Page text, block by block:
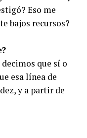
Eso me
bajos recursos?
que sí o
esa línea de
y a partir de